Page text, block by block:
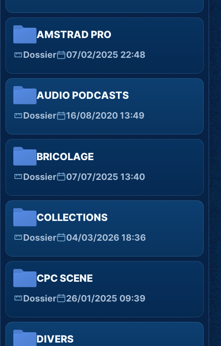
AMSTRAD PRO
Dossier 07/02/2025 22:48
AUDIO PODCASTS
Dossier 16/08/2020 13:49
BRICOLAGE
Dossier 07/07/2025 13:40
COLLECTIONS
Dossier 04/03/2026 18:36
CPC SCENE
Dossier 26/01/2025 09:39
DIVERS